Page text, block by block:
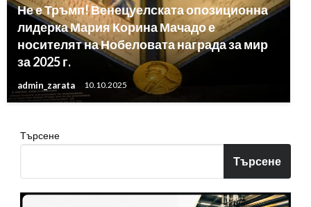
Не е Тръмп! Венецуелската опозиционна
лидерка Мария Корина Мачадо е
носителят на Нобеловата награда за мир
за 2025 г.
admin_zarata 10.10.2025
Търсене
Търсене